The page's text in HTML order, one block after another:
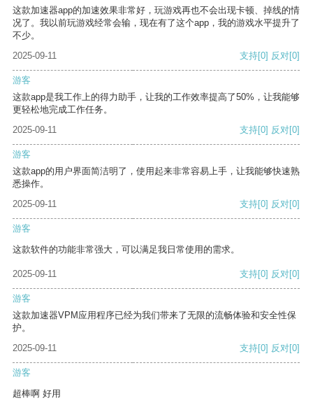
这款加速器app的加速效果非常好，玩游戏再也不会出现卡顿、掉线的情
况了。我以前玩游戏经常会输，现在有了这个app，我的游戏水平提升了
不少。
2025-09-11
支持[0] 反对[0]
游客
这款app是我工作上的得力助手，让我的工作效率提高了50%，让我能够
更轻松地完成工作任务。
2025-09-11
支持[0] 反对[0]
游客
这款app的用户界面简洁明了，使用起来非常容易上手，让我能够快速熟
悉操作。
2025-09-11
支持[0] 反对[0]
游客
这款软件的功能非常强大，可以满足我日常使用的需求。
2025-09-11 支持[0] 反对[0]
游客
这款加速器VPM应用程序已经为我们带来了无限的流畅体验和安全性保
护。
2025-09-11
支持[0] 反对[0]
游客
超棒啊 好用